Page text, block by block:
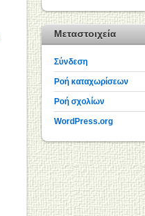
Μεταστοιχεία
Σύνδεση
Ροή καταχωρίσεων
Ροή σχολίων
WordPress.org